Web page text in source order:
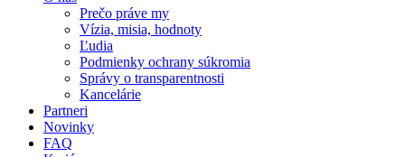
Prečo práve my
Vízia, misia, hodnoty
Ľudia
Podmienky ochrany súkromia
Správy o transparentnosti
Kancelárie
Partneri
Novinky
FAQ